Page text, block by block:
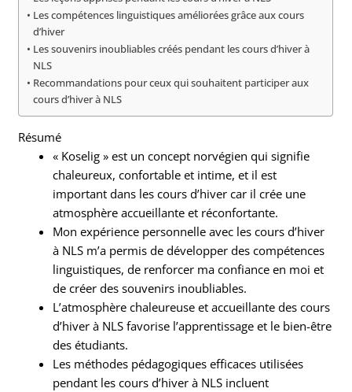
Les compétences linguistiques améliorées grâce aux cours
d’hiver
Les souvenirs inoubliables créés pendant les cours d’hiver à
NLS
Recommandations pour ceux qui souhaitent participer aux
cours d’hiver à NLS
Résumé
« Koselig » est un concept norvégien qui signifie
chaleureux, confortable et intime, et il est
important dans les cours d’hiver car il crée une
atmosphère accueillante et réconfortante.
Mon expérience personnelle avec les cours d’hiver
à NLS m’a permis de développer des compétences
linguistiques, de renforcer ma confiance en moi et
de créer des souvenirs inoubliables.
L’atmosphère chaleureuse et accueillante des cours
d’hiver à NLS favorise l’apprentissage et le bien-être
des étudiants.
Les méthodes pédagogiques efficaces utilisées
pendant les cours d’hiver à NLS incluent